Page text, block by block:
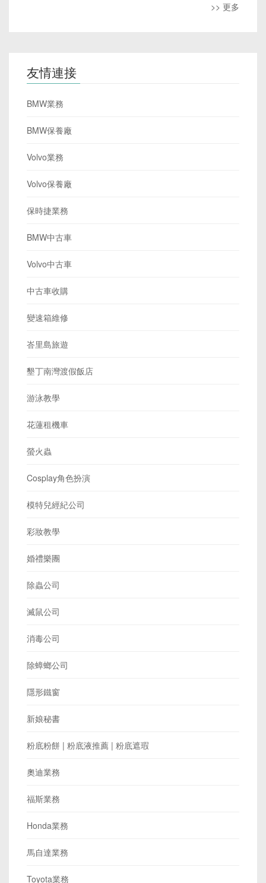
>> 更多
友情連接
BMW業務
BMW保養廠
Volvo業務
Volvo保養廠
保時捷業務
BMW中古車
Volvo中古車
中古車收購
變速箱維修
峇里島旅遊
墾丁南灣渡假飯店
游泳教學
花蓮租機車
螢火蟲
Cosplay角色扮演
模特兒經紀公司
彩妝教學
婚禮樂團
除蟲公司
滅鼠公司
消毒公司
除蟑螂公司
隱形鐵窗
新娘秘書
粉底粉餅 | 粉底液推薦 | 粉底遮瑕
奧迪業務
福斯業務
Honda業務
馬自達業務
Toyota業務